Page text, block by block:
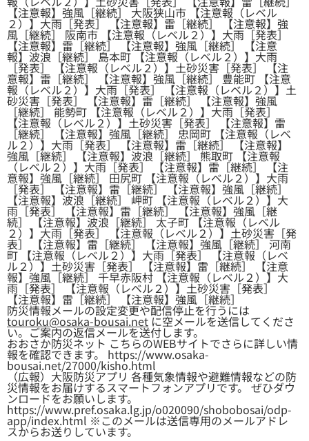
【注意報】強風［継続］ 大阪狭山市 【注意報（レベル
２）】大雨［発表］ 【注意報】雷［継続］ 【注意報】強
風［継続］ 阪南市 【注意報（レベル２）】大雨［発表］
【注意報】雷［継続］ 【注意報】強風［継続］ 【注意
報】波浪［継続］ 島本町 【注意報（レベル２）】大雨
［発表］ 【注意報（レベル２）】土砂災害［発表］ 【注
意報】雷［継続］ 【注意報】強風［継続］ 豊能町 【注意
報（レベル２）】大雨［発表］ 【注意報（レベル２）】土
砂災害［発表］ 【注意報】雷［継続］ 【注意報】強風
［継続］ 能勢町 【注意報（レベル２）】大雨［発表］
【注意報（レベル２）】土砂災害［発表］ 【注意報】雷
［継続］ 【注意報】強風［継続］ 忠岡町 【注意報（レベ
ル２）】大雨［発表］ 【注意報】雷［継続］ 【注意報】
強風［継続］ 【注意報】波浪［継続］ 熊取町 【注意報
（レベル２）】大雨［発表］ 【注意報】雷［継続］ 【注
意報】強風［継続］ 田尻町 【注意報（レベル２）】大雨
［発表］ 【注意報】雷［継続］ 【注意報】強風［継続］
【注意報】波浪［継続］ 岬町 【注意報（レベル２）】大
雨［発表］ 【注意報】雷［継続］ 【注意報】強風［継
続］ 【注意報】波浪［継続］ 太子町 【注意報（レベル
２）】大雨［発表］ 【注意報（レベル２）】土砂災害［発
表］ 【注意報】雷［継続］ 【注意報】強風［継続］ 河南
町 【注意報（レベル２）】大雨［発表］ 【注意報（レベ
ル２）】土砂災害［発表］ 【注意報】雷［継続］ 【注意
報】強風［継続］ 千早赤阪村 【注意報（レベル２）】大
雨［発表］ 【注意報（レベル２）】土砂災害［発表］
【注意報】雷［継続］ 【注意報】強風［継続］
防災情報メールの設定変更や配信停止を行うには
touroku@osaka-bousai.netに空メールを送信してくださ
い。ご案内の返信メールを送付します。
おおさか防災ネット こちらのWEBサイトでさらに詳しい情
報を確認できます。 https://www.osaka-
bousai.net/27000/kisho.html
（広報）大阪防災アプリ 各種気象情報や避難情報などの防
災情報をお届けするスマートフォンアプリです。 ぜひダウ
ンロードをお願いします。
https://www.pref.osaka.lg.jp/o020090/shobobosai/odp-
app/index.html ※このメールは送信専用のメールアドレ
スからお送りしています。